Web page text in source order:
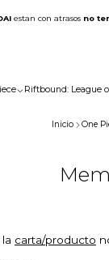
Riftbound: League
estan con atrasos no
Inicio One
la carta/producto